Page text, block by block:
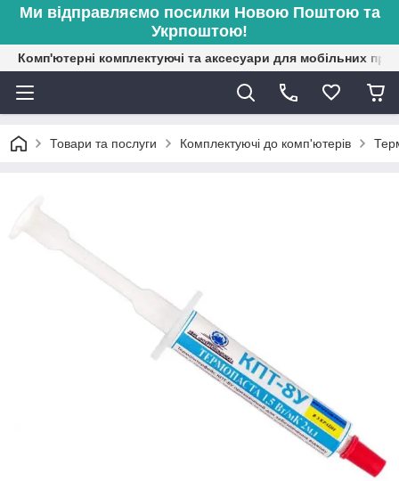
Ми відправляємо посилки Новою Поштою та
Укрпоштою!
Комп'ютерні комплектуючі та аксесуари для мобільних
Товари та послуги Комплектуючі до комп'ютерів